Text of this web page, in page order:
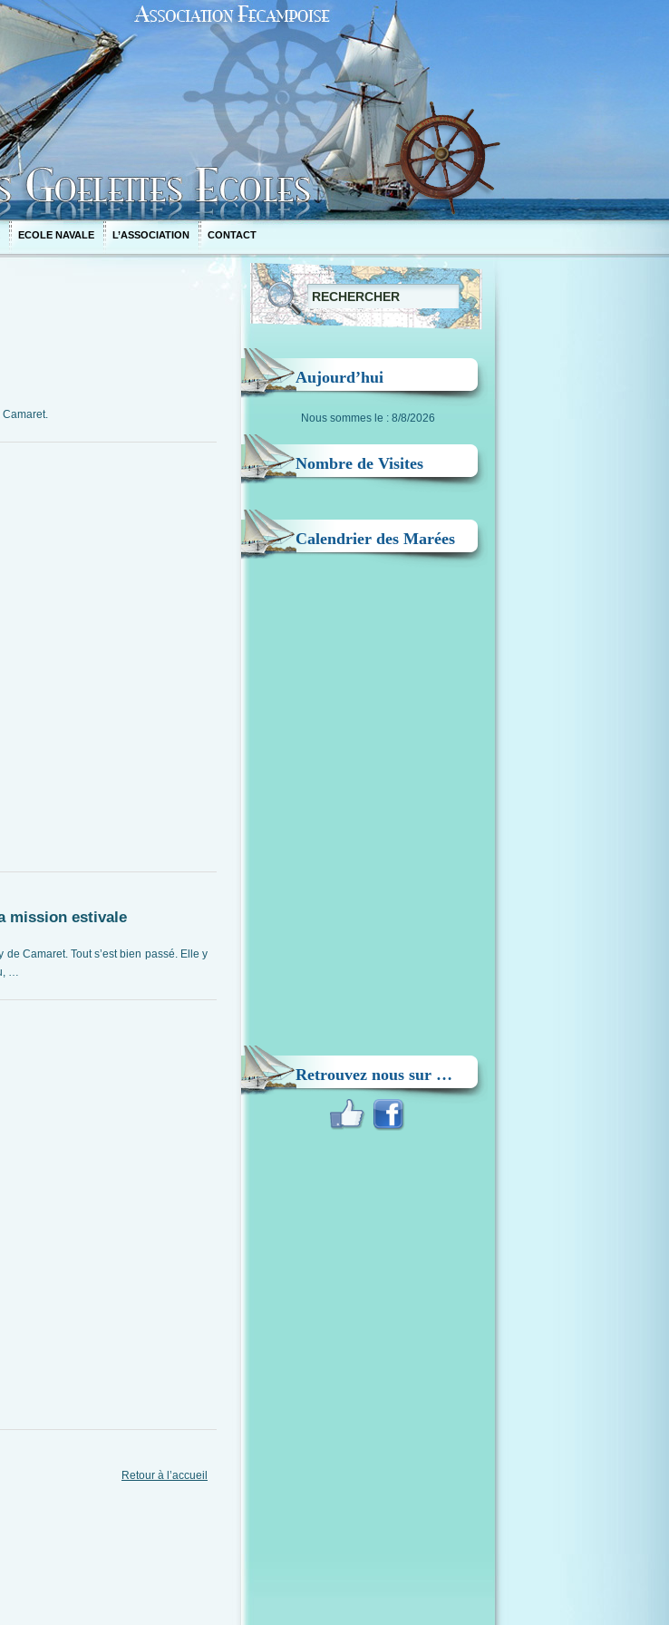
ECOLE NAVALE L’ASSOCIATION CONTACT
mission estivale
Camaret. Tout s’est bien passé. Elle y
…
Retour à l’accueil
Aujourd’hui
Nous sommes le : 8/8/2026
Nombre de Visites
Calendrier des Marées
Retrouvez nous sur …